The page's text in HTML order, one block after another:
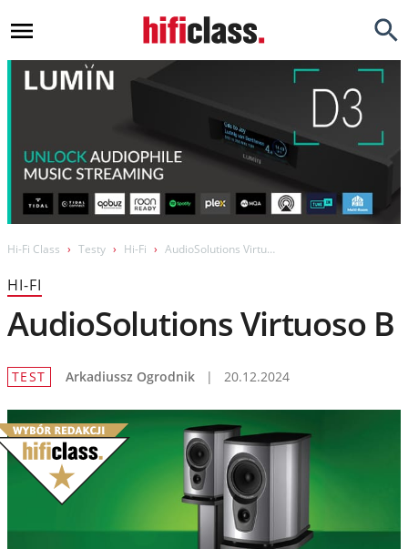
Testy
Opinie
Okazje
Porady
Wydarzenia
Prezentacje
Wywiady
Muzyka
Hi-Fi Class Testy Hi-Fi AudioSolutions Virtuoso B
HI-FI
AudioSolutions Virtuoso B
TEST Arkadiussz Ogrodnik | 20.12.2024